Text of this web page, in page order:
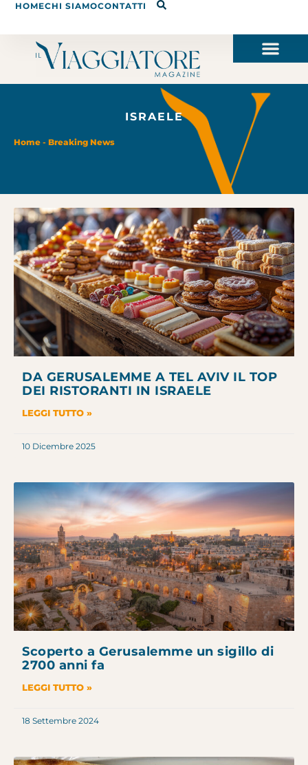
HOMECHI SIAMOCONTATTI
ISRAELE
Home - Breaking News
DA GERUSALEMME A TEL AVIV IL TOP
DEI RISTORANTI IN ISRAELE
LEGGI TUTTO »
10 Dicembre 2025
Scoperto a Gerusalemme un sigillo di
2700 anni fa
LEGGI TUTTO »
18 Settembre 2024